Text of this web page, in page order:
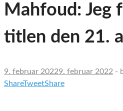
Mahfoud: Jeg
titlen den 21.
9. februar 20229. februar 2022 -
ShareTweetShare